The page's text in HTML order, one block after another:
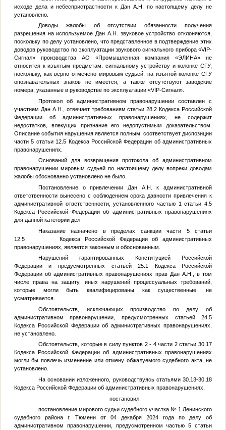
исходе дела и небеспристрастности к Дан А.Н. по настоящему делу не
установлено.
Доводы жалобы об отсутствии обязанности получения
разрешения на используемое Дан А.Н. звуковое устройство отклоняются,
поскольку по делу установлено, что представленное в подтверждение этих
доводов руководство по эксплуатации звукового сигнального прибора «VIP-
Сигнал» производства АО «Промышленная компания «ЭЛИНА» не
относится к изъятым предметам: сигнальному устройству и колонке СГУ,
поскольку, как верно отмечено мировым судьей, на изъятой колонке СГУ
опознавательных знаков не имеется, а также отсутствуют заводские
номера, указанные в руководстве по эксплуатации «VIP-Сигнал».
Протокол об административном правонарушении составлен с
участием Дан А.Н., отвечает требованиям статьи 28.2 Кодекса Российской
Федерации об административных правонарушениях, не содержит
недостатков, влекущих признание его недопустимым доказательством.
Описание события нарушения является полным, соответствует диспозиции
части 5 статьи 12.5 Кодекса Российской Федерации об административных
правонарушениях.
Оснований для возвращения протокола об административном
правонарушении мировым судьей по настоящему делу вопреки доводам
жалобы обоснованно установлено не было.
Постановление о привлечении Дан А.Н. к административной
ответственности вынесено с соблюдением срока давности привлечения к
административной ответственности, установленного частью 1 статьи 4.5
Кодекса Российской Федерации об административных правонарушениях
для данной категории дел.
Наказание назначено в пределах санкции части 5 статьи
12.5 Кодекса Российской Федерации об административных
правонарушениях, является законным и обоснованным.
Нарушений гарантированных Конституцией Российской
Федерации и предусмотренных статьей 25.1 Кодекса Российской
Федерации об административных правонарушениях прав Дан А.Н., в том
числе права на защиту, иных нарушений процессуальных требований,
которые могли быть квалифицированы как существенные, не
усматривается.
Обстоятельств, исключающих производство по делу об
административном правонарушении, предусмотренных статьей 24.5
Кодекса Российской Федерации об административных правонарушениях,
не установлено.
Обстоятельств, которые в силу пунктов 2 - 4 части 2 статьи 30.17
Кодекса Российской Федерации об административных правонарушениях
могли бы повлечь изменение или отмену обжалуемого судебного акта, не
установлено.
На основании изложенного, руководствуясь статьями 30.13-30.18
Кодекса Российской Федерации об административных правонарушениях,
постановил:
постановление мирового судьи судебного участка № 1 Ленинского
судебного района г. Тюмени от 04 декабря 2024 года по делу об
административном правонарушении, предусмотренном частью 5 статьи